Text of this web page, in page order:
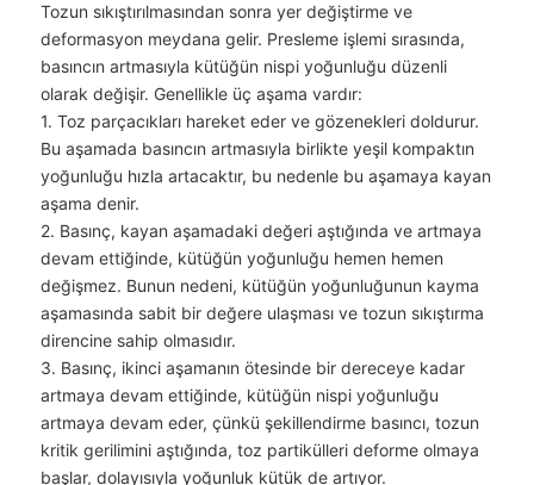
Tozun sıkıştırılmasından sonra yer değiştirme ve
deformasyon meydana gelir. Presleme işlemi sırasında,
basıncın artmasıyla kütüğün nispi yoğunluğu düzenli
olarak değişir. Genellikle üç aşama vardır:
1. Toz parçacıkları hareket eder ve gözenekleri doldurur.
Bu aşamada basıncın artmasıyla birlikte yeşil kompaktın
yoğunluğu hızla artacaktır, bu nedenle bu aşamaya kayan
aşama denir.
2. Basınç, kayan aşamadaki değeri aştığında ve artmaya
devam ettiğinde, kütüğün yoğunluğu hemen hemen
değişmez. Bunun nedeni, kütüğün yoğunluğunun kayma
aşamasında sabit bir değere ulaşması ve tozun sıkıştırma
direncine sahip olmasıdır.
3. Basınç, ikinci aşamanın ötesinde bir dereceye kadar
artmaya devam ettiğinde, kütüğün nispi yoğunluğu
artmaya devam eder, çünkü şekillendirme basıncı, tozun
kritik gerilimini aştığında, toz partikülleri deforme olmaya
başlar, dolayısıyla yoğunluk kütük de artıyor.